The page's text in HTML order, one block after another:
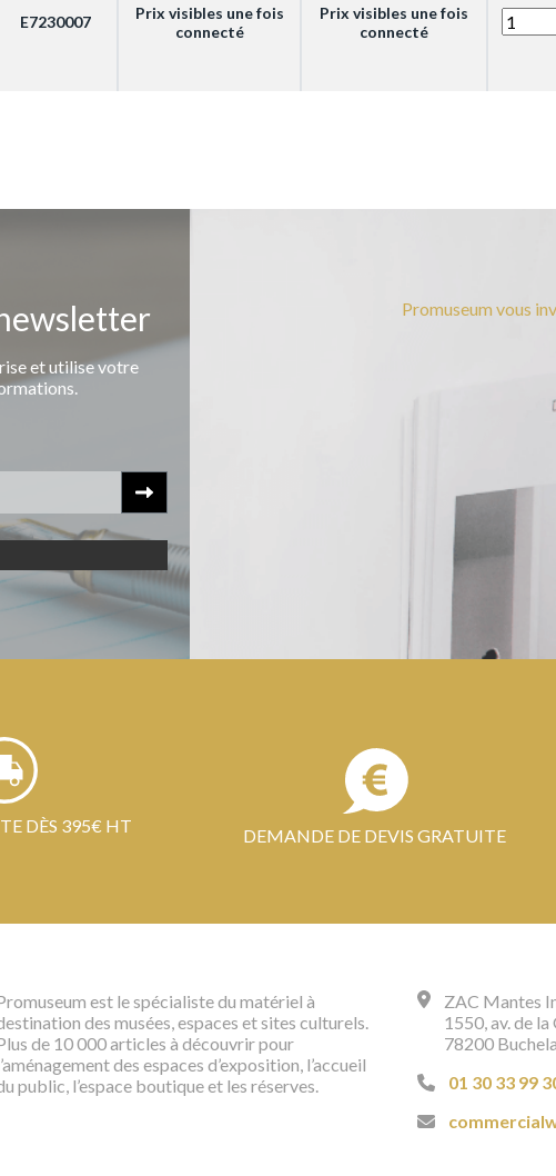
E7230007
Prix visibles une fois
connecté
Prix visibles une fois
connecté
et utilise votre
Promuseum vous
DÈS 395€ HT
DEMANDE DE DEVIS GRATUITE
est le spécialiste du matériel à
des musées, espaces et sites culturels.
de 10 000 articles à découvrir pour
des espaces d’exposition, l’accueil
public, l’espace boutique et les réserves.
ZAC Mantes
1550, av. de
78200
01 30 33 99